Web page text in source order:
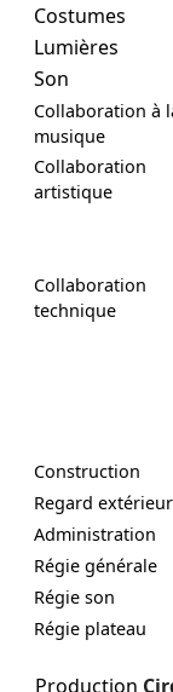
Costumes
Lumières
Son
Collaboration à
musique
Collaboration
artistique
Collaboration
technique
Construction
Regard extérieur
Administration
Régie générale
Régie son
Régie plateau
Production